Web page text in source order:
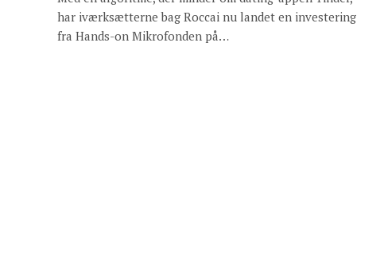
har iværksætterne bag Roccai nu landet en investering
fra Hands-on Mikrofonden på…